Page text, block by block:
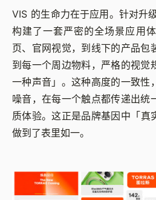
VIS 的生命力在于应用。针对升
构建了一套严密的全场景应用
页、官网视觉，到线下的产品包
到每一个周边物料，严格的视觉
一种声音」。这种高度的一致性
噪音，在每一个触点都传递出统
质体验。这正是品牌基因中「
做到了表里如一。